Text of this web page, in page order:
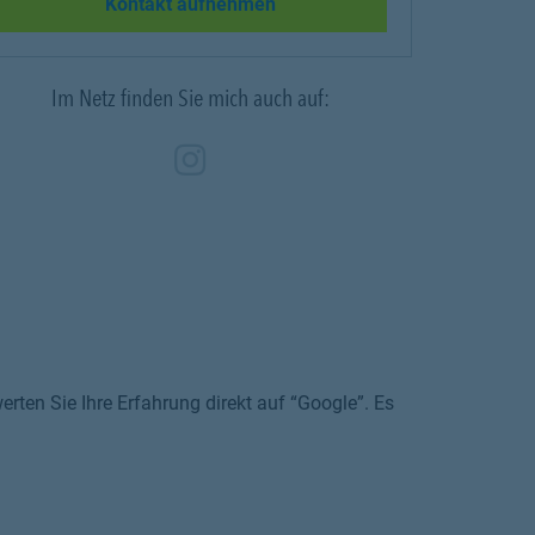
Im Netz finden Sie mich auch auf:
Sie Ihre Erfahrung direkt auf “Google”. Es